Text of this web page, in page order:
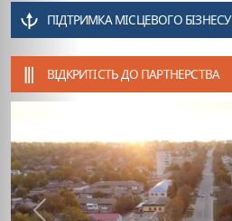
ПІДТРИМКА МІСЦЕВОГО БІЗНЕСУ
ВІДКРИТІСТЬ ДО ПАРТНЕРСТВА